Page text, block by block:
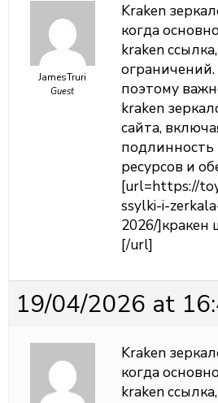
JamesTruri
Guest
Kraken
когда
kraken
поэтому
kraken
сайта,
подлинность
ресурсов и
[url=https://
ssylki-i-
2026/]кракен
[/url]
19/04/2026 at
Kraken
когда
kraken